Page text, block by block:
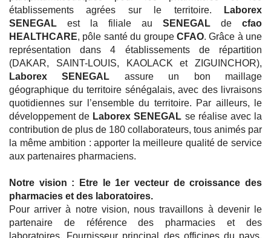
établissements agrées sur le territoire.
Laborex
SENEGAL est la filiale au SENEGAL de cfao
HEALTHCARE, pôle santé du groupe CFAO. Grâce à une
représentation dans 4 établissements de répartition
(DAKAR, SAINT-LOUIS, KAOLACK et ZIGUINCHOR),
Laborex SENEGAL assure un bon maillage
géographique du territoire sénégalais, avec des livraisons
quotidiennes sur l’ensemble du territoire. Par ailleurs, le
développement de Laborex SENEGAL se réalise avec la
contribution de plus de 180 collaborateurs, tous animés par
la même ambition : apporter la meilleure qualité de service
aux partenaires pharmaciens.
Notre vision : Etre le 1er vecteur de croissance des
pharmacies et des laboratoires.
Pour arriver à notre vision, nous travaillons à devenir le
partenaire de référence des pharmacies et des
laboratoires. Fournisseur principal des officines du pays,